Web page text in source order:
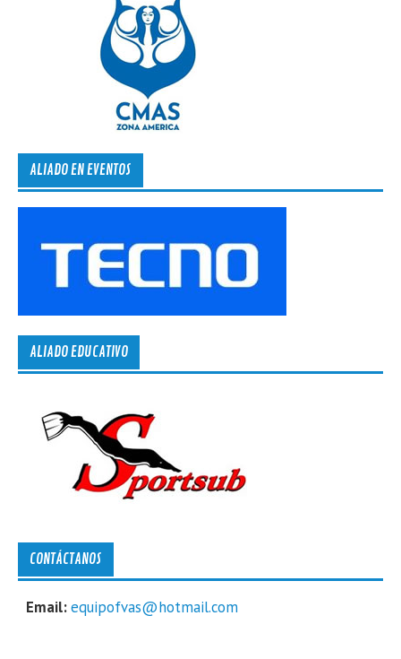
ALIADO EN EVENTOS
ALIADO EDUCATIVO
CONTÁCTANOS
Email:equipofvas@hotmail.com